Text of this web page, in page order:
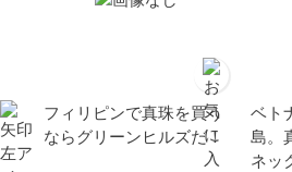
フィリピンで真珠を買う
ならグリーンヒルズだ！
ベト
島。
ネッ